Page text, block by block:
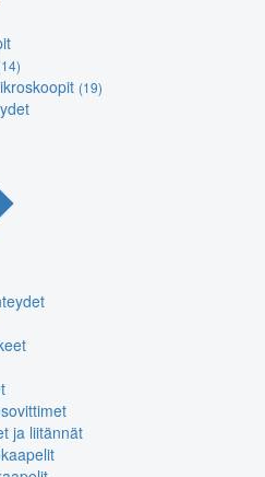
(19)
ja liitännät